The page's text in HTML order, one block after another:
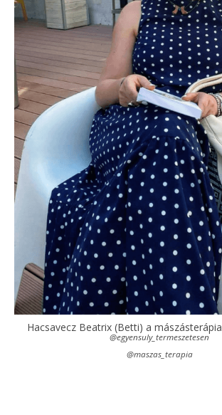
Hacsavecz Beatrix (Betti) a
@egyensuly_termeszetesen
@maszas_terapia